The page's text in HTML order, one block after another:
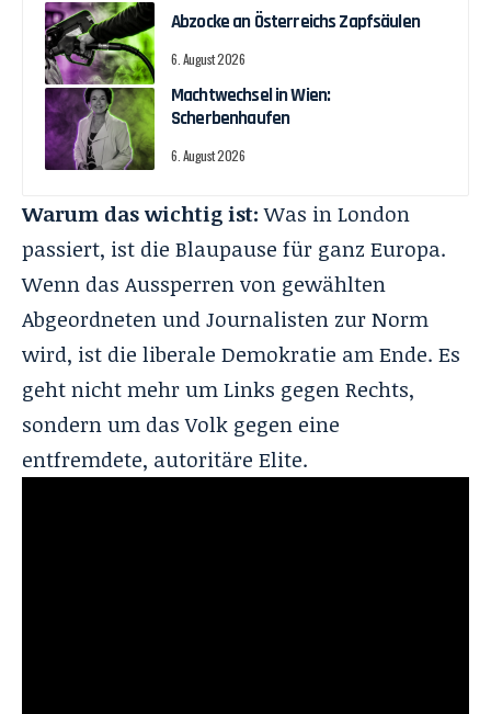
Abzocke an Österreichs Zapfsäulen
6. August 2026
Machtwechsel in Wien:
Scherbenhaufen
6. August 2026
Warum das wichtig ist:Was in London
passiert, ist die Blaupause für ganz Europa.
Wenn das Aussperren von gewählten
Abgeordneten und Journalisten zur Norm
wird, ist die liberale Demokratie am Ende. Es
geht nicht mehr um Links gegen Rechts,
sondern um das Volk gegen eine
entfremdete, autoritäre Elite.